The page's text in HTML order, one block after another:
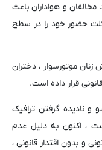
و هواداران باعث
حضور خود را در سطح
موتورسوار ، دختران
قرار داده است.
و نادیده گرفتن ترافیک
، اکنون به دلیل عدم
و بدون اقتدار قانونی ،